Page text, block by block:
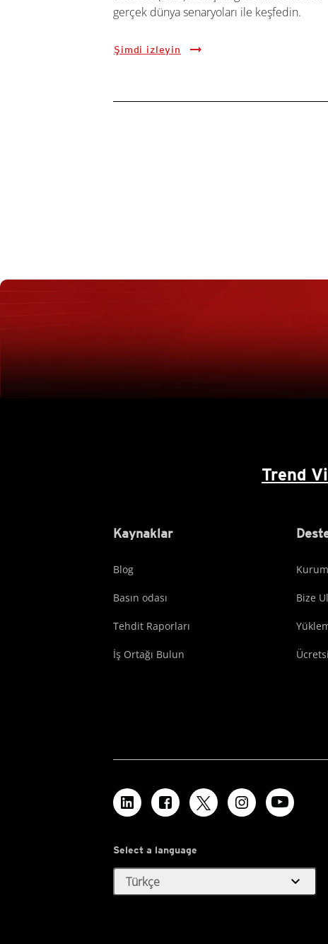
gerçek dünya senaryoları ile keşfedin.
Şimdi izleyin
Trend
Kaynaklar
Blog
Basın odası
Tehdit Raporları
İş Ortağı Bulun
Bize
Select a language
Türkçe expand_more